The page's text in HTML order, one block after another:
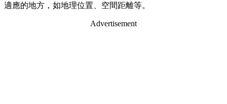
適應的地方，如地理位置、空間距離等。
Advertisement